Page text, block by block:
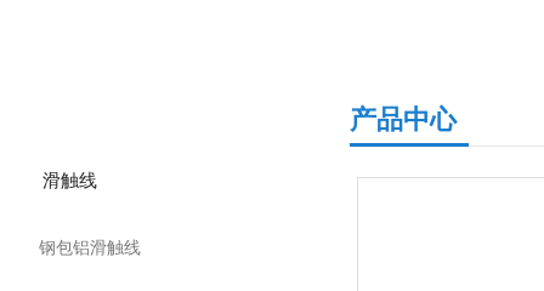
滑触线
钢包铝滑触线
产品中心